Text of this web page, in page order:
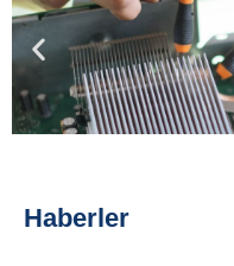
ÖNLISANS
TOPLUMA KATKI
ADAY ÖĞRENCILER
Haberler